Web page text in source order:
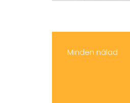
Minden nálad